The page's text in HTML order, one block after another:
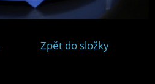
Zpět do složky